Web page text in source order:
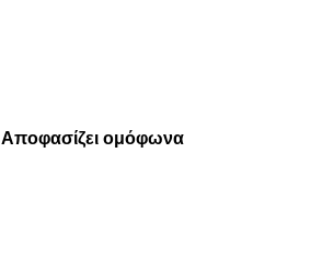
Αποφασίζει ομόφωνα